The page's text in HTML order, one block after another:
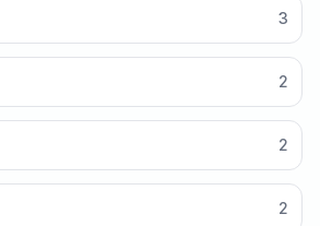
3
2
2
2